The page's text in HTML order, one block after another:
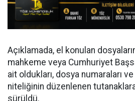
Açıklamada, el konulan
mahkeme veya Cumhuriyet
ait oldukları, dosya numaraları
niteliğinin düzenlenen
sürüldü.